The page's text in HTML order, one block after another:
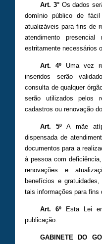
Art. 3°Os dados
domínio público de
atualizáveis para fins de
atendimento
estritamente necessários
Art. 4ºUma vez
inseridos serão
consulta de qualquer
serão utilizados pelos
cadastros ou renovação
Art. 5º A mãe
dispensada de
documentos para a
à pessoa com
renovações e
benefícios e
tais informações para fins
Art. 6ºEsta Lei
publicação.
GABINETE DO